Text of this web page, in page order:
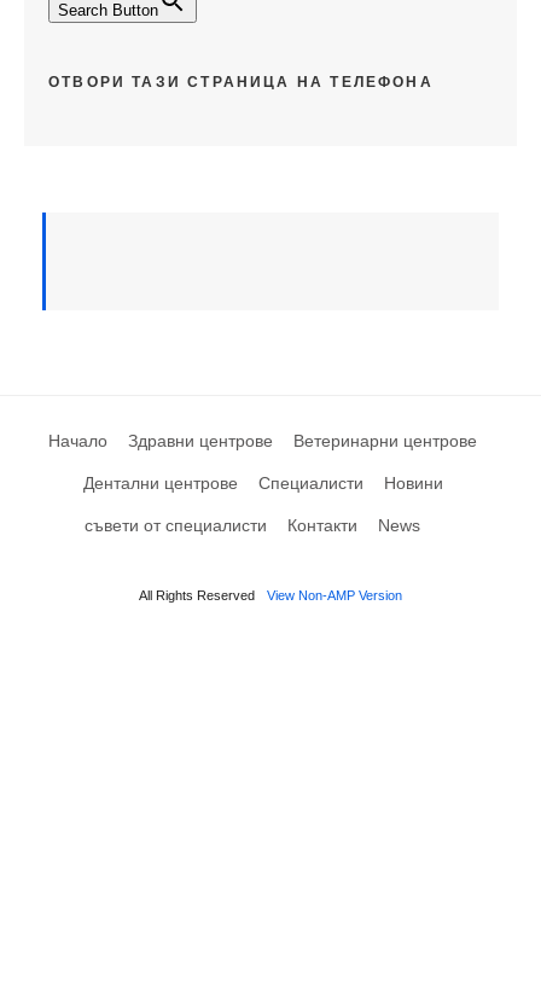
Search Button
ОТВОРИ ТАЗИ СТРАНИЦА НА ТЕЛЕФОНА
Начало Здравни центрове Ветеринарни центрове
Дентални центрове Специалисти Новини
съвети от специалисти Контакти News
All Rights Reserved View Non-AMP Version